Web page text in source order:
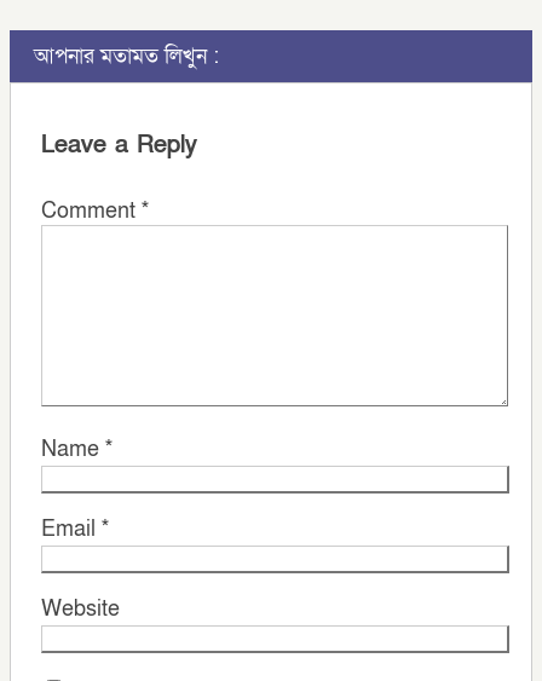
আপনার মতামত লিখুন :
Leave a Reply
Comment *
Name *
Email *
Website